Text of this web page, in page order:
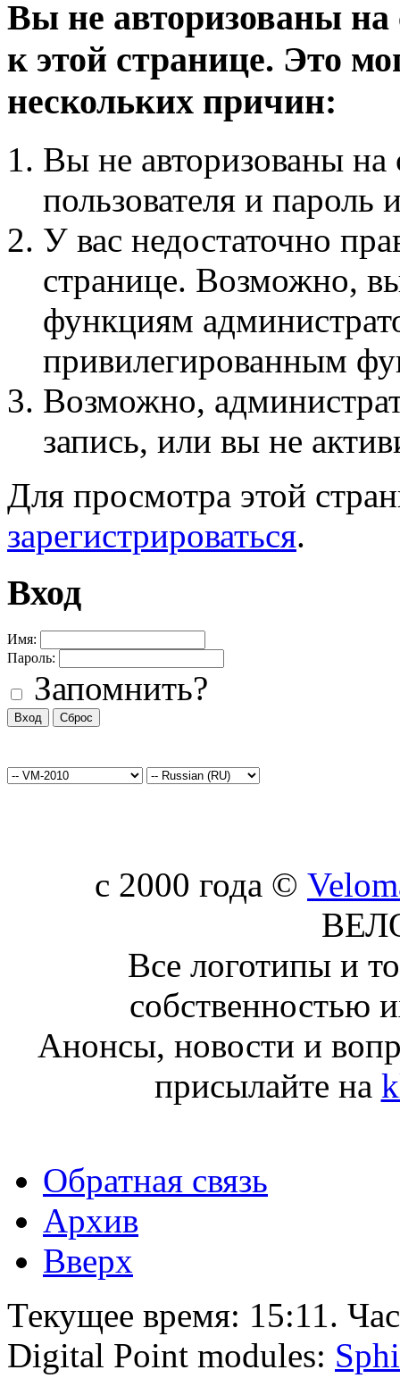
Вы не авторизованы на
к этой странице. Это
нескольких причин:
Вы не авторизованы на
пользователя и пароль
У вас недостаточно
странице. Возможно,
функциям
привилегированным
Возможно,
запись, или вы не
Для просмотра этой
зарегистрироваться.
Вход
Имя:
Пароль:
Запомнить?
c 2000 года ©
Все логотипы и
собственностью
Анонсы, новости и
присылайте на
Обратная связь
Архив
Вверх
Текущее время: 15:11.
Digital Point modules: